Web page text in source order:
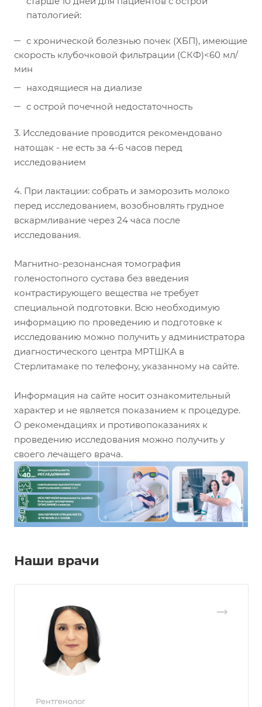
патологией:
с хронической болезнью почек (ХБП), имеющие
скорость клубочковой фильтрации (СКФ)<60 мл/
мин
находящиеся на диализе
с острой почечной недостаточность
3. Исследование проводится рекомендовано
натощак - не есть за 4-6 часов перед
исследованием
4. При лактации: собрать и заморозить молоко
перед исследованием, возобновлять грудное
вскармливание через 24 часа после
исследования.
Магнитно-резонансная томография
голеностопного сустава без введения
контрастирующего вещества не требует
специальной подготовки. Всю необходимую
информацию по проведению и подготовке к
исследованию можно получить у администратора
диагностического центра МРТШКА в
Стерлитамаке по телефону, указанному на сайте.
Информация на сайте носит ознакомительный
характер и не является показанием к процедуре.
О рекомендациях и противопоказаниях к
проведению исследования можно получить у
своего лечащего врача.
Наши врачи
Рентгенолог